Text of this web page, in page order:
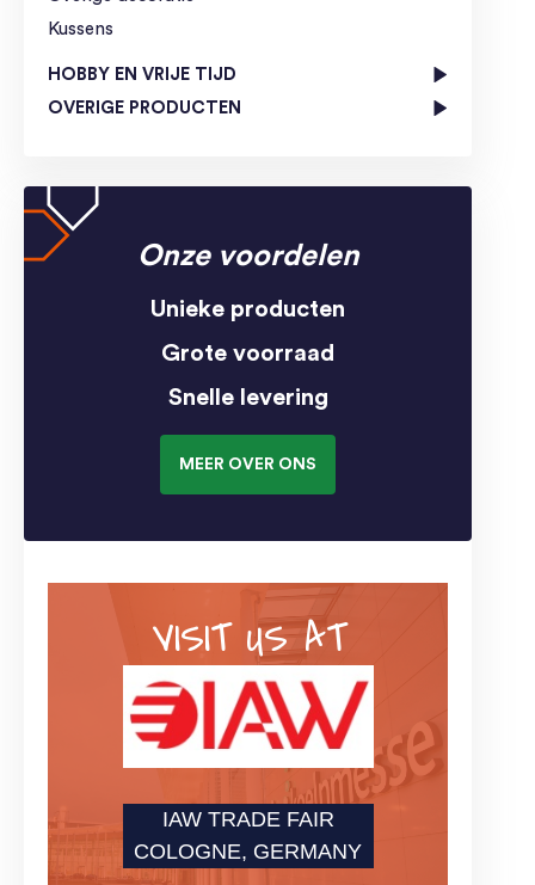
Kussens
HOBBY EN VRIJE TIJD
OVERIGE PRODUCTEN
Onze voordelen
Unieke producten
Grote voorraad
Snelle levering
MEER OVER ONS
VISIT US AT
IAW TRADE FAIR
COLOGNE, GERMANY